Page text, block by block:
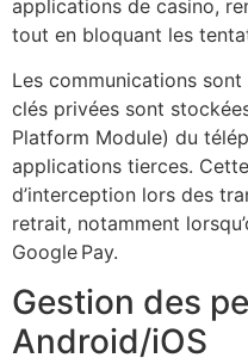
applications de casino,
tout en bloquant les
Les communications sont
clés privées sont
Platform Module) du
applications tierces.
d’interception lors des
retrait, notamment
Google Pay.
Gestion des
Android/iOS